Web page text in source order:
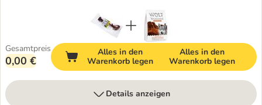
Gesamtpreis
0,00 €
Alles in den
Warenkorb legen
Alles in den
Warenkorb legen
Details anzeigen